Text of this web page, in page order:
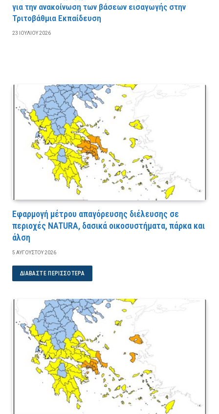
για την ανακοίνωση των βάσεων εισαγωγής στην
Τριτοβάθμια Εκπαίδευση
23 ΙΟΥΛΊΟΥ 2026
Εφαρμογή μέτρου απαγόρευσης διέλευσης σε
περιοχές NATURA, δασικά οικοσυστήματα, πάρκα και
άλση
5 ΑΥΓΟΎΣΤΟΥ 2026
ΔΙΑΒΆΣΤΕ ΠΕΡΙΣΣΌΤΕΡΑ